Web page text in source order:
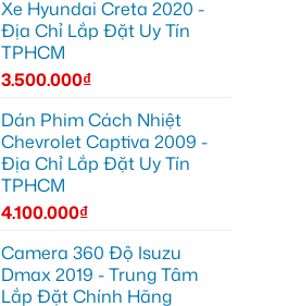
Xe Hyundai Creta 2020 -
Địa Chỉ Lắp Đặt Uy Tín
TPHCM
3.500.000₫
Dán Phim Cách Nhiệt
Chevrolet Captiva 2009 -
Địa Chỉ Lắp Đặt Uy Tín
TPHCM
4.100.000₫
Camera 360 Độ Isuzu
Dmax 2019 - Trung Tâm
Lắp Đặt Chính Hãng